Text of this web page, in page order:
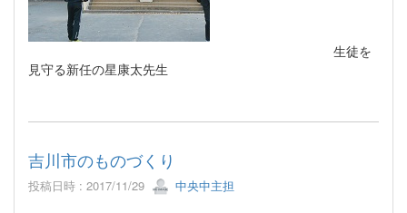
生徒を
見守る新任の星康太先生
吉川市のものづくり
投稿日時 : 2017/11/29 中央中主担